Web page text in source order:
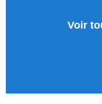
Voir